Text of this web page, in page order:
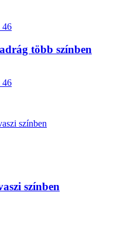
46
több színben
46
színben